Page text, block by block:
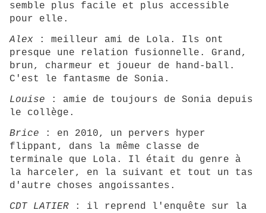
semble plus facile et plus accessible
pour elle.
Alex
: meilleur ami de Lola. Ils ont
presque une relation fusionnelle. Grand,
brun, charmeur et joueur de hand-ball.
C'est le fantasme de Sonia.
Louise
: amie de toujours de Sonia depuis
le collège.
Brice
: en 2010, un pervers hyper
flippant, dans la même classe de
terminale que Lola. Il était du genre à
la harceler, en la suivant et tout un tas
d'autre choses angoissantes.
CDT LATIER
: il reprend l'enquête sur la